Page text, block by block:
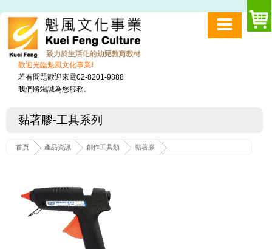
歡迎光臨魁風文化事業!
若有問題歡迎來電02-8201-9888
我們將竭誠為您服務。
黏著膠-工具系列
首頁 產品資訊 創作工具類 黏著膠